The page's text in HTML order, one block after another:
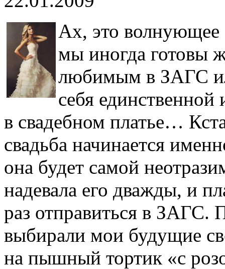
Ах, это волнующее
мы иногда готовы
любимым в ЗАГС
себя единственной
в свадебном платье…
свадьба начинается
она будет самой
надевала его дважды, и
раз отправиться в ЗАГС.
выбирали мои будущие
на пышный тортик «с